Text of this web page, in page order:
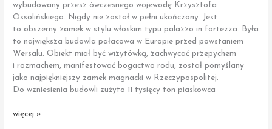
wybudowany przesz ówczesnego wojewodę Krzysztofa
Ossolińskiego. Nigdy nie został w pełni ukończony. Jest
to obszerny zamek w stylu włoskim typu palazzo in fortezza. Była
to największa budowla pałacowa w Europie przed powstaniem
Wersalu. Obiekt miał być wizytówką, zachwycać przepychem
i rozmachem, manifestować bogactwo rodu, został pomyślany
jako najpiękniejszy zamek magnacki w Rzeczypospolitej.
Do wzniesienia budowli zużyto 11 tysięcy ton piaskowca
Ujazd
więcej »